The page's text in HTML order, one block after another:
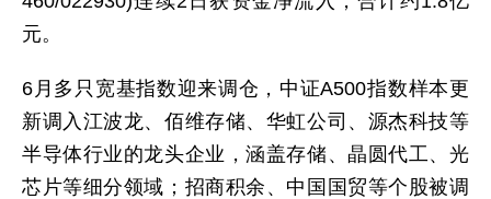
元。
6月多只宽基指数迎来调仓，中证A500指数样本更
新调入江波龙、佰维存储、华虹公司、源杰科技等
半导体行业的龙头企业，涵盖存储、晶圆代工、光
芯片等细分领域；招商积余、中国国贸等个股被调